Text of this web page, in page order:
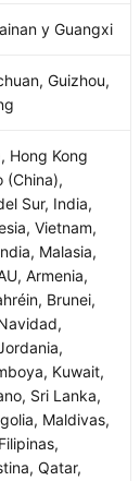
y Guangxi
Guizhou,
Hong Kong
(China),
Sur, India,
Vietnam,
Malasia,
Armenia,
Brunei,
Kuwait,
Sri Lanka,
Maldivas,
Qatar,